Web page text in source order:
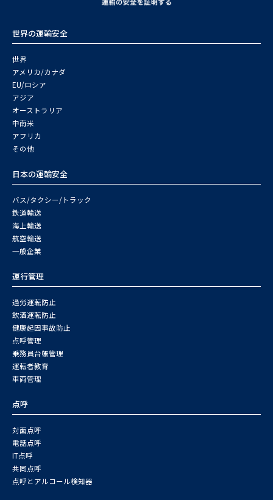
世界の運輸安全
世界
アメリカ/カナダ
EU/ロシア
アジア
オーストラリア
中南米
アフリカ
その他
日本の運輸安全
バス/タクシー/トラック
鉄道輸送
海上輸送
航空輸送
一般企業
運行管理
過労運転防止
飲酒運転防止
健康起因事故防止
点呼管理
乗務員台帳管理
運転者教育
車両管理
点呼
対面点呼
電話点呼
IT点呼
共同点呼
点呼とアルコール検知器